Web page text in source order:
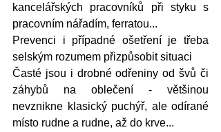
kancelářských pracovníků při styku s
pracovním nářadím, ferratou...
Prevenci i případné ošetření je třeba
selským rozumem přizpůsobit situaci
Časté jsou i drobné odřeniny od švů či
záhybů na oblečení - většinou
nevznikne klasický puchýř, ale odírané
místo rudne a rudne, až do krve...